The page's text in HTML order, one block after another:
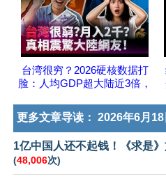
台湾很穷？2026硬核数据打
脸：人均GDP超大陆近3倍，
更多文章导读： 2026年6月18
1亿中国人还不起钱！《求是
(48,006次)